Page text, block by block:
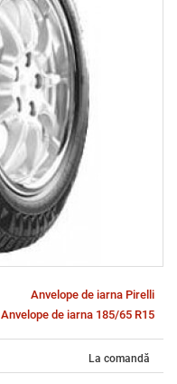
Anvelope de iarna Pirelli
Anvelope de iarna 185/65 R15
La comandă